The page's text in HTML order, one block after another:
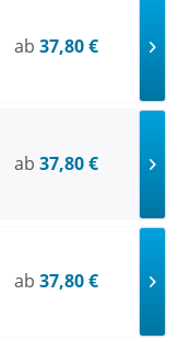
ab 37,80 €
ab 37,80 €
ab 37,80 €